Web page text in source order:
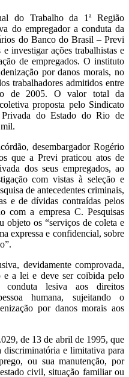
do Trabalho da 1ª Região
do empregador a conduta da
do Banco do Brasil – Previ
investigar ações trabalhistas e
de empregados. O instituto
por danos morais, no
trabalhadores admitidos entre
de 2005. O valor total da
proposta pelo Sindicato
Privada do Estado do Rio de
desembargador Rogério
que a Previ praticou atos de
dos seus empregados, ao
com vistas à seleção e
de antecedentes criminais,
e de dívidas contraídas pelos
com a empresa C. Pesquisas
objeto os “serviços de coleta e
expressa e confidencial, sobre
devidamente comprovada,
e a lei e deve ser coibida pelo
conduta lesiva aos direitos
humana, sujeitando o
por danos morais aos
de 13 de abril de 1995, que
discriminatória e limitativa para
ou sua manutenção, por
civil, situação familiar ou